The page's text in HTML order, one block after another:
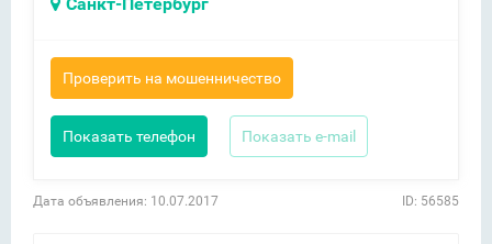
Проверить на мошенничество
Показать телефон Показать e-mail
Дата объявления: 10.07.2017 ID: 56585